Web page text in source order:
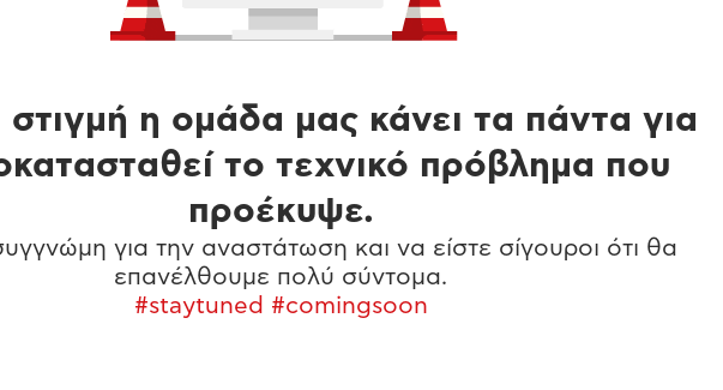
η ομάδα μας κάνει τα πάντα για
το τεχνικό πρόβλημα που
προέκυψε.
για την αναστάτωση και να είστε σίγουροι ότι θα
επανέλθουμε πολύ σύντομα.
#staytuned #comingsoon